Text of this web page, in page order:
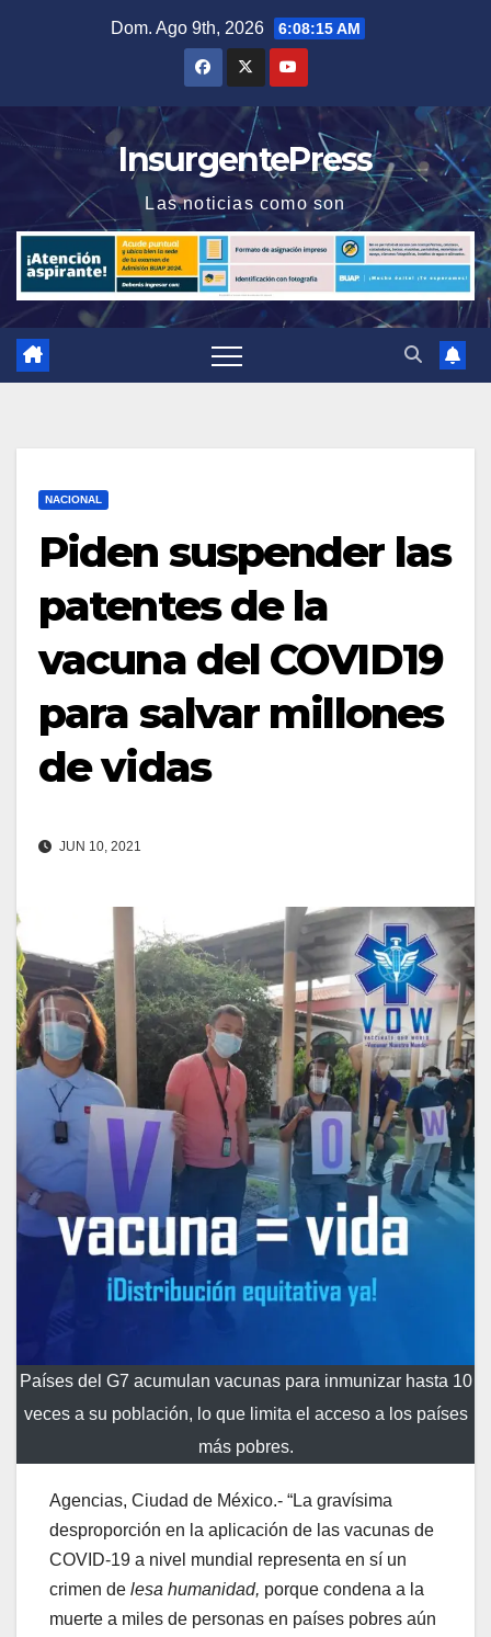
Dom. Ago 9th, 2026 6:08:16 AM
InsurgentePress
Las noticias como son
NACIONAL
Piden suspender las
patentes de la
vacuna del COVID19
para salvar millones
de vidas
JUN 10, 2021
Países del G7 acumulan vacunas para inmunizar hasta 10
veces a su población, lo que limita el acceso a los países
más pobres.
Agencias, Ciudad de México.- “La gravísima
desproporción en la aplicación de las vacunas de
COVID-19 a nivel mundial representa en sí un
crimen de lesa humanidad, porque condena a la
muerte a miles de personas en países pobres aún